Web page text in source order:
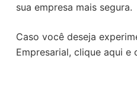
sua empresa mais segura.
Caso você deseja
Empresarial, clique aqui e